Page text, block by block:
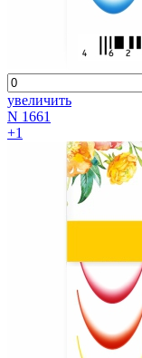
увеличить
N 1661
+1